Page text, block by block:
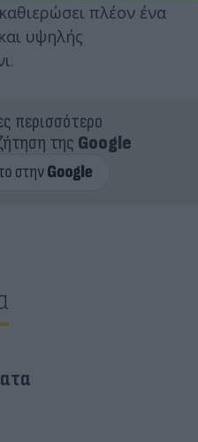
πλέον ένα
υψηλής
περισσότερο
της Google